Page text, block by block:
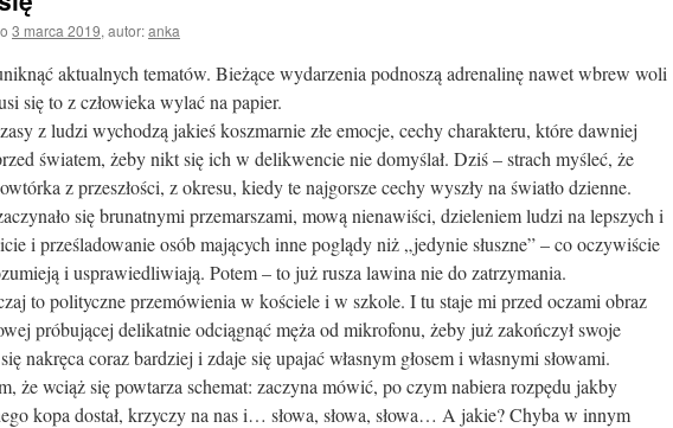
3 marca 2019, autor:anka
aktualnych tematów. Bieżące wydarzenia podnoszą adrenalinę nawet wbrew woli
się to z człowieka wylać na papier.
z ludzi wychodzą jakieś koszmarnie złe emocje, cechy charakteru, które dawniej
światem, żeby nikt się ich w delikwencie nie domyślał. Dziś – strach myśleć, że
z przeszłości, z okresu, kiedy te najgorsze cechy wyszły na światło dzienne.
się brunatnymi przemarszami, mową nienawiści, dzieleniem ludzi na lepszych i
i prześladowanie osób mających inne poglądy niż „jedynie słuszne” – co oczywiście
i usprawiedliwiają. Potem – to już rusza lawina nie do zatrzymania.
to polityczne przemówienia w kościele i w szkole. I tu staje mi przed oczami obraz
próbującej delikatnie odciągnąć męża od mikrofonu, żeby już zakończył swoje
nakręca coraz bardziej i zdaje się upajać własnym głosem i własnymi słowami.
że wciąż się powtarza schemat: zaczyna mówić, po czym nabiera rozpędu jakby
kopa dostał, krzyczy na nas i… słowa, słowa, słowa… A jakie? Chyba w innym